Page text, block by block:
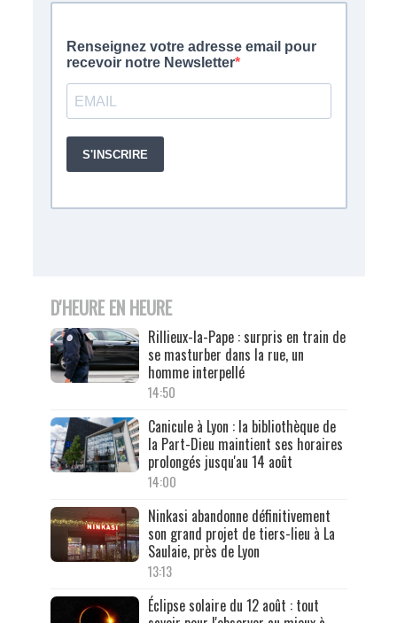
D'HEURE EN HEURE
Rillieux-la-Pape : surpris en train de
se masturber dans la rue, un
homme interpellé
14:50
Canicule à Lyon : la bibliothèque de
la Part-Dieu maintient ses horaires
prolongés jusqu'au 14 août
14:00
Ninkasi abandonne définitivement
son grand projet de tiers-lieu à La
Saulaie, près de Lyon
13:13
Éclipse solaire du 12 août : tout